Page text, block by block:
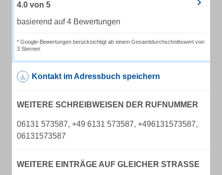
4.0 von 5
basierend auf 4 Bewertungen
* Google-Bewertungen berücksichtigt ab einem Gesamtdurchschnittswert von
3 Sternen
Kontakt im Adressbuch speichern
WEITERE SCHREIBWEISEN DER RUFNUMMER
06131 573587, +49 6131 573587, +496131573587,
06131573587
WEITERE EINTRÄGE AUF GLEICHER STRASSE